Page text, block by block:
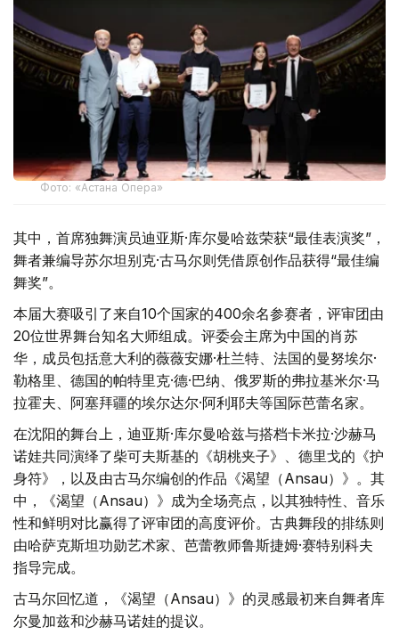
Фото: «Астана Опера»
其中，首席独舞演员迪亚斯·库尔曼哈兹荣获“最佳表演奖”，
舞者兼编导苏尔坦别克·古马尔则凭借原创作品获得“最佳编
舞奖”。
本届大赛吸引了来自10个国家的400余名参赛者，评审团由
20位世界舞台知名大师组成。评委会主席为中国的肖苏
华，成员包括意大利的薇薇安娜·杜兰特、法国的曼努埃尔·
勒格里、德国的帕特里克·德·巴纳、俄罗斯的弗拉基米尔·马
拉霍夫、阿塞拜疆的埃尔达尔·阿利耶夫等国际芭蕾名家。
在沈阳的舞台上，迪亚斯·库尔曼哈兹与搭档卡米拉·沙赫马
诺娃共同演绎了柴可夫斯基的《胡桃夹子》、德里戈的《护
身符》，以及由古马尔编创的作品《渴望（Ansau）》。其
中，《渴望（Ansau）》成为全场亮点，以其独特性、音乐
性和鲜明对比赢得了评审团的高度评价。古典舞段的排练则
由哈萨克斯坦功勋艺术家、芭蕾教师鲁斯捷姆·赛特别科夫
指导完成。
古马尔回忆道，《渴望（Ansau）》的灵感最初来自舞者库
尔曼加兹和沙赫马诺娃的提议。